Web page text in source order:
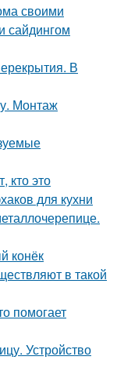
своими
сайдингом
В
Монтаж
кто это
для кухни
конёк
в такой
помогает
Устройство